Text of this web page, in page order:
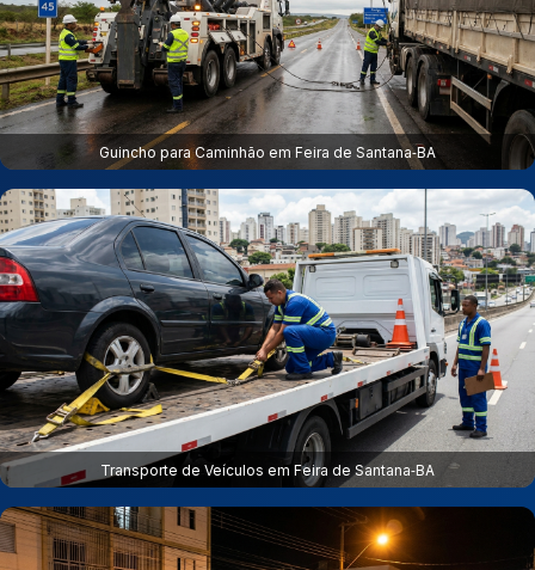
Guincho para Caminhão em Feira de Santana‑BA
Transporte de Veículos em Feira de Santana‑BA